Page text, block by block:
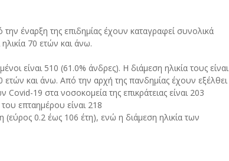
έναρξη της επιδημίας έχουν καταγραφεί συνολικά
70 ετών και άνω.
είναι 510 (61.0% άνδρες). Η διάμεση ηλικία τους είναι
ετών και άνω. Από την αρχή της πανδημίας έχουν εξέλθει
19 στα νοσοκομεία της επικράτειας είναι 203
επταημέρου είναι 218
(εύρος 0.2 έως 106 έτη), ενώ η διάμεση ηλικία των